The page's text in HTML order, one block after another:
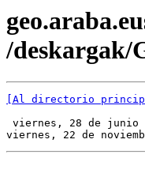
/deskargak/
[Al directorio
viernes, 28 de
viernes, 22 de